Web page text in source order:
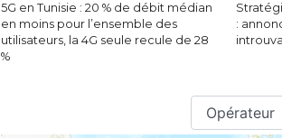
5G en Tunisie : 20 % de débit médian
en moins pour l’ensemble des
utilisateurs, la 4G seule recule de 28
%
: